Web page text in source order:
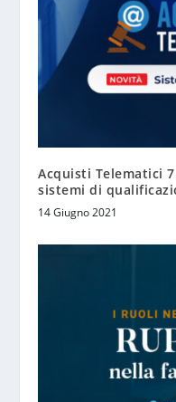
Acquisti Telematici
sistemi di
14 Giugno 2021